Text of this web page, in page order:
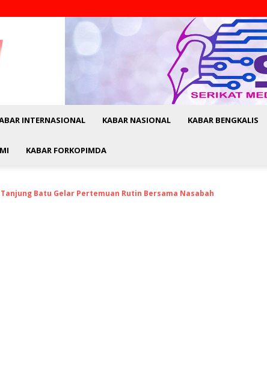
INTERNASIONAL KABAR NASIONAL KABAR BENGKALIS
KABAR FORKOPIMDA
Tanjung Batu Gelar Pertemuan Rutin Bersama Nasabah